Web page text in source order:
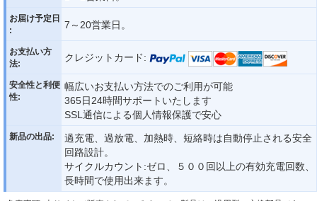
お届け予定日
:
7～20営業日。
お支払い方
法:
クレジットカード:
安全性と利便
性:
幅広いお支払い方法でのご利用が可能
365日24時間サポートいたします
SSL通信による個人情報保護で安心
新品の出品:
過充電、過放電、加熱時、短絡時は自動停止される安全
回路設計。
サイクルカウント:ゼロ、５００回以上の有効充電回数、
長時間で使用出来ます。